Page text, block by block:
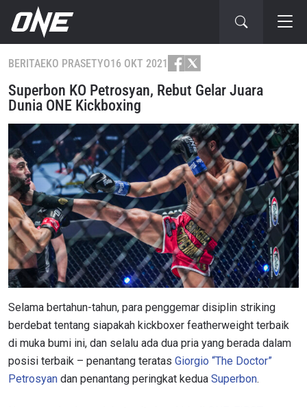
BERITAEKO PRASETYO16 OKT 2021
Superbon KO Petrosyan, Rebut Gelar Juara
Dunia ONE Kickboxing
Selama bertahun-tahun, para penggemar disiplin striking
berdebat tentang siapakah kickboxer featherweight terbaik
di muka bumi ini, dan selalu ada dua pria yang berada dalam
posisi terbaik – penantang teratas Giorgio “The Doctor”
Petrosyan dan penantang peringkat kedua Superbon.